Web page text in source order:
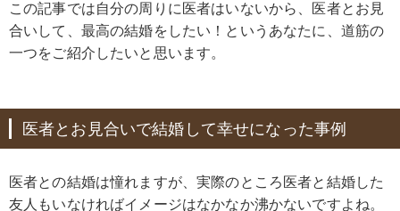
この記事では自分の周りに医者はいないから、医者とお見
合いして、最高の結婚をしたい！というあなたに、道筋の
一つをご紹介したいと思います。
医者とお見合いで結婚して幸せになった事例
医者との結婚は憧れますが、実際のところ医者と結婚した
友人もいなければイメージはなかなか沸かないですよね。